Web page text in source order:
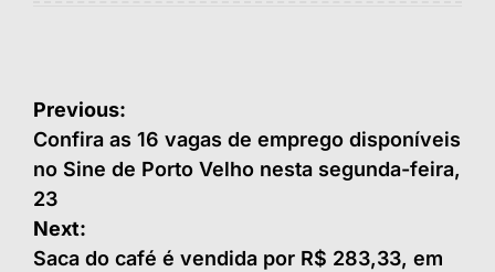
Navegação
de
Post
Previous:
Confira as 16 vagas de emprego disponíveis
no Sine de Porto Velho nesta segunda-feira,
23
Next:
Saca do café é vendida por R$ 283,33, em